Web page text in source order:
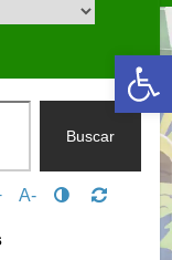
Abrir a barra de ferramentas
Buscar